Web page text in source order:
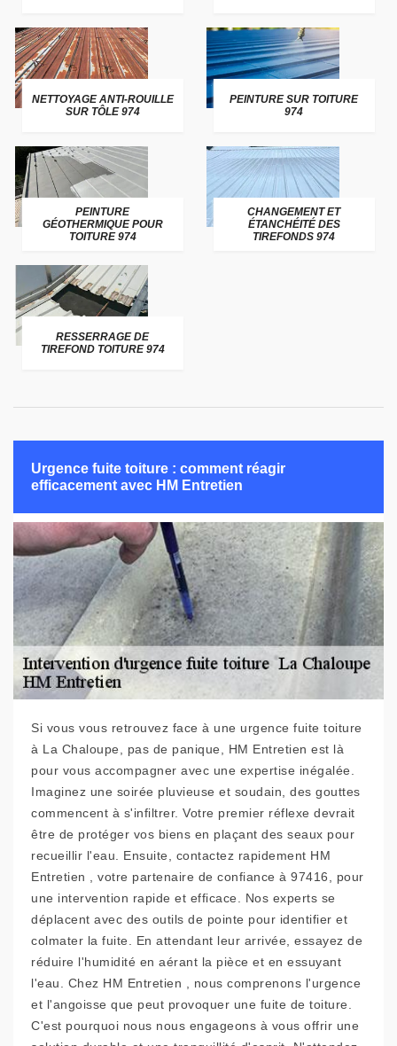
NETTOYAGE ANTI-ROUILLE
SUR TÔLE 974
PEINTURE SUR TOITURE
974
PEINTURE
GÉOTHERMIQUE POUR
TOITURE 974
CHANGEMENT ET
ÉTANCHÉITÉ DES
TIREFONDS 974
RESSERRAGE DE
TIREFOND TOITURE 974
Urgence fuite toiture : comment réagir
efficacement avec HM Entretien
Si vous vous retrouvez face à une urgence fuite toiture
à La Chaloupe, pas de panique, HM Entretien est là
pour vous accompagner avec une expertise inégalée.
Imaginez une soirée pluvieuse et soudain, des gouttes
commencent à s'infiltrer. Votre premier réflexe devrait
être de protéger vos biens en plaçant des seaux pour
recueillir l'eau. Ensuite, contactez rapidement HM
Entretien , votre partenaire de confiance à 97416, pour
une intervention rapide et efficace. Nos experts se
déplacent avec des outils de pointe pour identifier et
colmater la fuite. En attendant leur arrivée, essayez de
réduire l'humidité en aérant la pièce et en essuyant
l'eau. Chez HM Entretien , nous comprenons l'urgence
et l'angoisse que peut provoquer une fuite de toiture.
C'est pourquoi nous nous engageons à vous offrir une